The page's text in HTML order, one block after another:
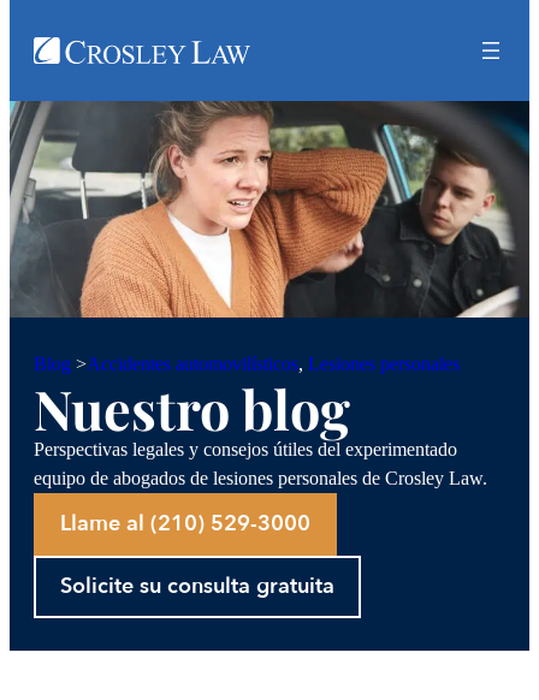
Blog >Accidentes automovilísticos, Lesiones personales
Nuestro blog
Perspectivas legales y consejos útiles del experimentado
equipo de abogados de lesiones personales de Crosley Law.
Llame al (210) 529-3000
Solicite su consulta gratuita